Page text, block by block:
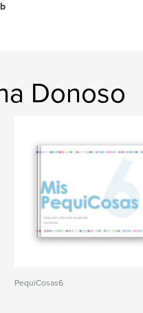
Donoso
PequiCosas6